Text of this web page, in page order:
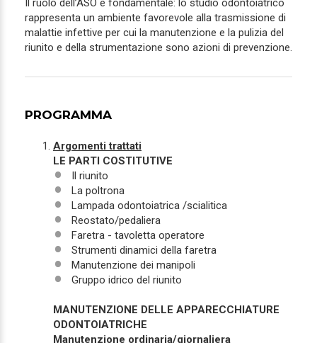
Il ruolo dell’ASO è fondamentale: lo studio odontoiatrico
rappresenta un ambiente favorevole alla trasmissione di
malattie infettive per cui la manutenzione e la pulizia del
riunito e della strumentazione sono azioni di prevenzione.
PROGRAMMA
Argomenti trattati
LE PARTI COSTITUTIVE
Il riunito
La poltrona
Lampada odontoiatrica /scialitica
Reostato/pedaliera
Faretra - tavoletta operatore
Strumenti dinamici della faretra
Manutenzione dei manipoli
Gruppo idrico del riunito
MANUTENZIONE DELLE APPARECCHIATURE
ODONTOIATRICHE
Manutenzione ordinaria/giornaliera